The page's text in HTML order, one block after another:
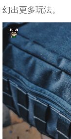
幻出更多玩法。